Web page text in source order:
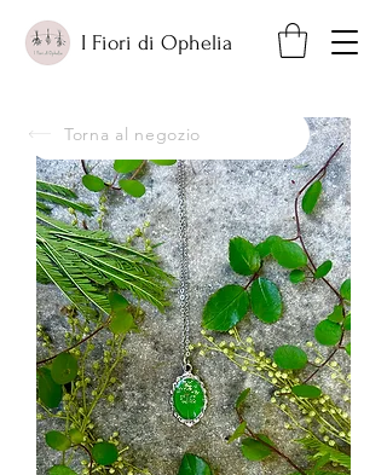
I Fiori di Ophelia
Torna al negozio